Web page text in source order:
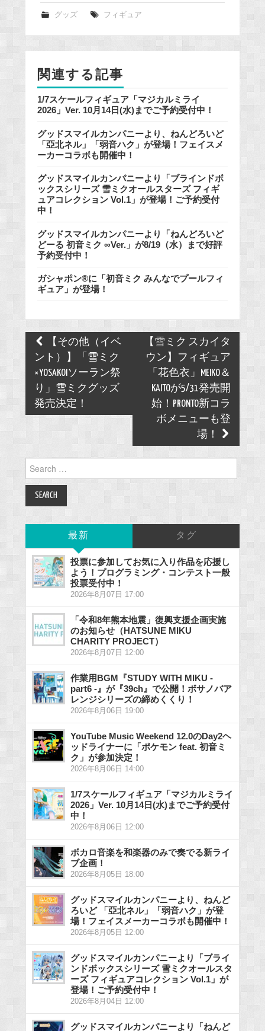
k
グッズ フィギュア
関連する記事
1/7スケールフィギュア「マジカルミライ
2026」Ver. 10月14日(水)までご予約受付中！
グッドスマイルカンパニーより、ねんどろいど
「亞北ネル」「弱音ハク」が登場！フェイスメ
ーカーコラボも開催中！
グッドスマイルカンパニーより「ブラインドボ
ックスシリーズ 雪ミクオールスターズ フィギ
ュアコレクション Vol.1」が登場！ご予約受付
中！
グッドスマイルカンパニーより「ねんどろいど
どーる 初音ミク ∞Ver.」が8/19（水）まで好評
予約受付中！
ガシャポン®に「初音ミク みんなでプールフィ
ギュア」が登場！
Post
navigation
【その他（イベ
ント）】「雪ミク
×YOSAKOIソーラン祭
り」雪ミクグッズ
発売決定！
【雪ミク スカイタ
ウン】フィギュア
「花色衣」MEIKO＆
KAITOが5/31発売開
始！PRONTO新コラ
ボメニューも登
場！
for:
最新 タグ
投票に参加してお気に入り作品を応援し
よう！プログラミング・コンテスト一般
投票受付中！
2026年8月07日 17:00
「令和8年熊本地震」復興支援企画実施
のお知らせ（HATSUNE MIKU
CHARITY PROJECT）
2026年8月07日 12:00
作業用BGM『STUDY WITH MIKU -
part6 -』が『39ch』で公開！ボサノバア
レンジシリーズの締めくくり！
2026年8月06日 19:00
YouTube Music Weekend 12.0のDay2ヘ
ッドライナーに「ポケモン feat. 初音ミ
ク」が参加決定！
2026年8月06日 14:00
1/7スケールフィギュア「マジカルミライ
2026」Ver. 10月14日(水)までご予約受付
中！
2026年8月06日 12:00
ボカロ音楽を和楽器のみで奏でる新ライ
ブ企画！
2026年8月05日 18:00
グッドスマイルカンパニーより、ねんど
ろいど 「亞北ネル」「弱音ハク」が登
場！フェイスメーカーコラボも開催中！
2026年8月05日 12:00
グッドスマイルカンパニーより「ブライ
ンドボックスシリーズ 雪ミクオールスタ
ーズ フィギュアコレクション Vol.1」が
登場！ご予約受付中！
2026年8月04日 12:00
グッドスマイルカンパニーより「ねんど